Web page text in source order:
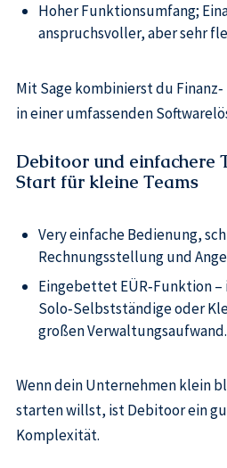
Hoher Funktionsumfang;
anspruchsvoller, aber sehr
Mit Sage kombinierst du
in einer umfassenden
Debitoor und einfachere
Start für kleine Teams
Very einfache Bedienung,
Rechnungsstellung und
Eingebettet EÜR‑Funktion
Solo‑Selbstständige oder
großen Verwaltungsaufwand.
Wenn dein Unternehmen klein
starten willst, ist Debitoor ein
Komplexität.